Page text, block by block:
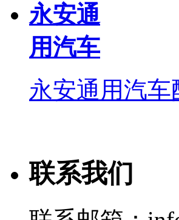
永安通
用汽车
永安通用汽
联系我们